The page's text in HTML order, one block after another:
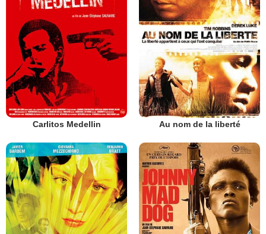
Carlitos Medellin Au nom de la liberté